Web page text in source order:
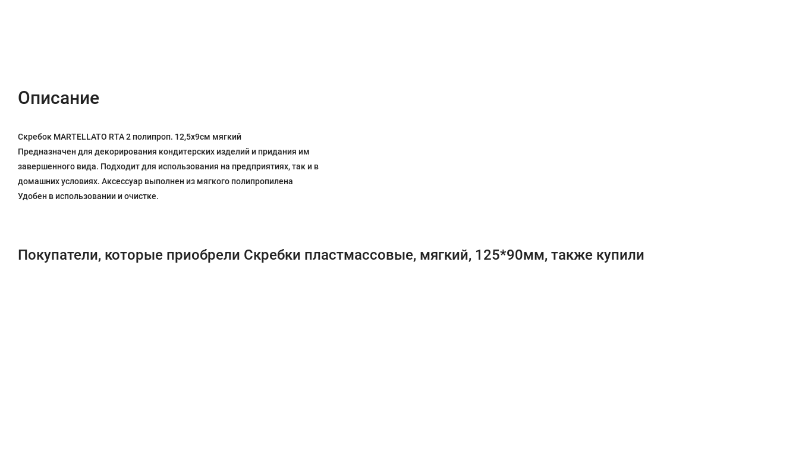
Описание
Скребок MARTELLATO RTA 2 полипроп. 12,5х9см мягкий
Предназначен для декорирования кондитерских изделий и придания им
завершенного вида. Подходит для использования на предприятиях, так и в
домашних условиях. Аксессуар выполнен из мягкого полипропилена
Удобен в использовании и очистке.
Покупатели, которые приобрели Скребки пластмассовые, мягкий, 125*90мм, также купили